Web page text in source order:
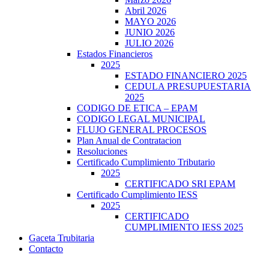
Abril 2026
MAYO 2026
JUNIO 2026
JULIO 2026
Estados Financieros
2025
ESTADO FINANCIERO 2025
CEDULA PRESUPUESTARIA
2025
CODIGO DE ETICA – EPAM
CODIGO LEGAL MUNICIPAL
FLUJO GENERAL PROCESOS
Plan Anual de Contratacion
Resoluciones
Certificado Cumplimiento Tributario
2025
CERTIFICADO SRI EPAM
Certificado Cumplimiento IESS
2025
CERTIFICADO
CUMPLIMIENTO IESS 2025
Gaceta Trubitaria
Contacto